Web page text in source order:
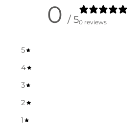
0 / 50 reviews
5
4
3
2
1